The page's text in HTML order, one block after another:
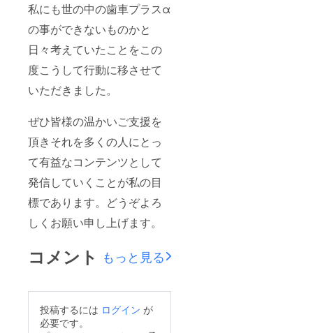
私にも世の中の歯車プラスα
の事ができないものかと
日々考えていたことをこの
度こうして行動に移させて
いただきました。
ぜひ皆様の温かいご支援を
頂きそれを多くの人にとっ
て有益なコンテンツとして
発信していくことが私の目
標であります。どうぞよろ
しくお願い申し上げます。
コメント もっと見る
投稿するには ログイン が
必要です。